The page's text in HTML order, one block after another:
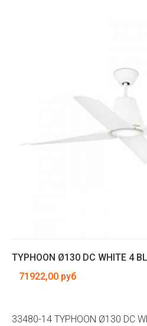
TYPHOON Ø130 DC WHITE 4
71922,00 руб
33480-14 TYPHOON Ø130 DC